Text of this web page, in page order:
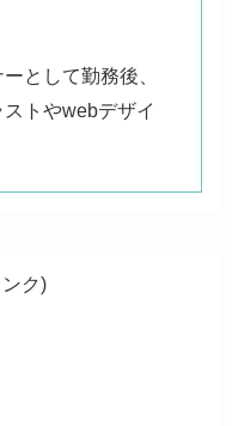
として勤務後、
トやwebデザイ
ク)